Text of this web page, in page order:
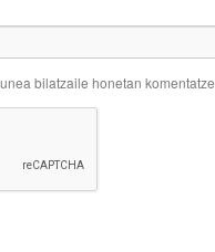
bilatzaile honetan